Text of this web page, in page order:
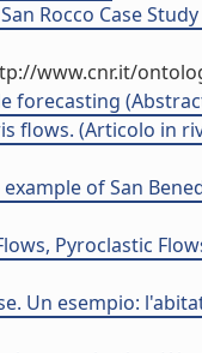
Rocco Case
www.cnr.it/
forecasting
flows. (Articolo in
of San
Pyroclastic
Un esempio: